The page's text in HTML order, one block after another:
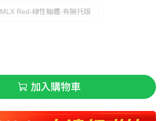
MLX Red-線性軸體-有腕托版
加入購物車